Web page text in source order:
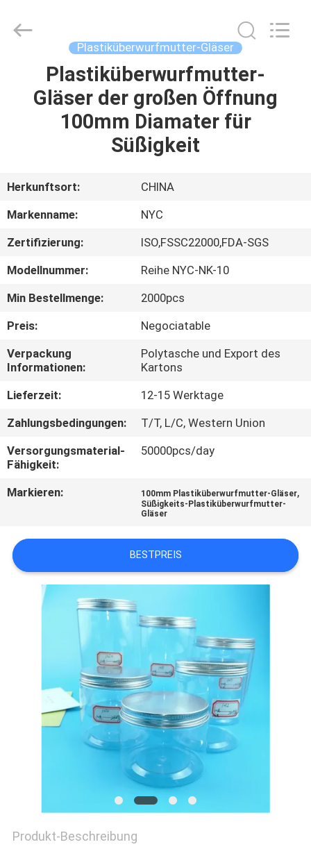
HAUS
PRODUKTE
UNS
AUSFLUG
QUALITÄTSKONTROLLE
TRETEN
SIE
MIT
UNS
VERBINDUNG
FÄLLE
SITEMAP
PRIVACY
Rights
Plastiküberwurfmutter-Gläser
Plastiküberwurfmutter-
Gläser der großen Öffnung
100mm Diamater für
Süßigkeit
Herkunftsort:
CHINA
Markenname:
NYC
Zertifizierung:
ISO,FSSC22000,FDA-SGS
Modellnummer:
Reihe NYC-NK-10
Min Bestellmenge:
2000pcs
Preis:
Negociatable
Verpackung
Informationen:
Polytasche und Export des
Kartons
Lieferzeit:
12-15 Werktage
Zahlungsbedingungen:
T/T, L/C, Western Union
Versorgungsmaterial-
Fähigkeit:
50000pcs/day
Markieren: 100mm Plastiküberwurfmutter-Gläser,
Süßigkeits-Plastiküberwurfmutter-
Gläser
BESTPREIS
Produkt-Beschreibung